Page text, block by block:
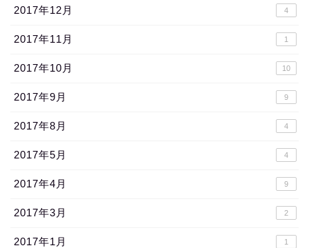
2017年12月 4
2017年11月 1
2017年10月 10
2017年9月 9
2017年8月 4
2017年5月 4
2017年4月 9
2017年3月 2
2017年1月 1